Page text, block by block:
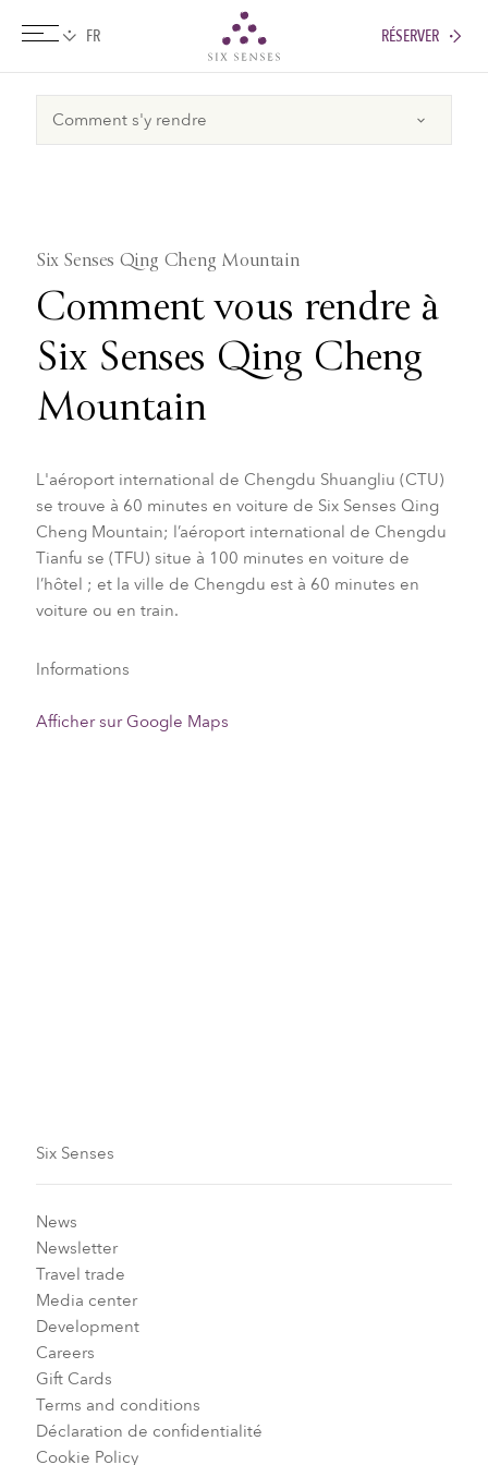
RÉSERVER
Six Senses Qing Cheng Mountain
Comment vous rendre à
Six Senses Qing Cheng
Mountain
L'aéroport international de Chengdu Shuangliu (CTU)
se trouve à 60 minutes en voiture de Six Senses Qing
Cheng Mountain; l’aéroport international de Chengdu
Tianfu se (TFU) situe à 100 minutes en voiture de
l’hôtel ; et la ville de Chengdu est à 60 minutes en
voiture ou en train.
Informations
Afficher sur Google Maps
Six Senses
News
Newsletter
Travel trade
Media center
Development
Careers
Gift Cards
Terms and conditions
Déclaration de confidentialité
Cookie Policy